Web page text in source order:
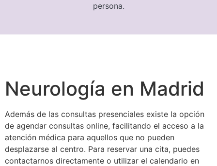
persona.
Neurología en Madrid
Además de las consultas presenciales existe la opción
de agendar consultas online, facilitando el acceso a la
atención médica para aquellos que no pueden
desplazarse al centro. Para reservar una cita, puedes
contactarnos directamente o utilizar el calendario en